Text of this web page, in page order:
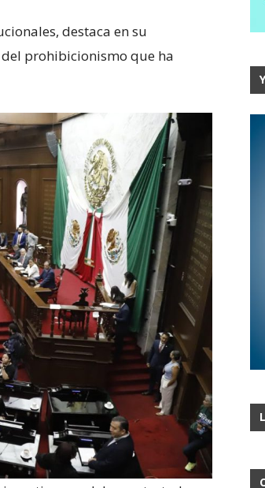
destaca en su
prohibicionismo que ha